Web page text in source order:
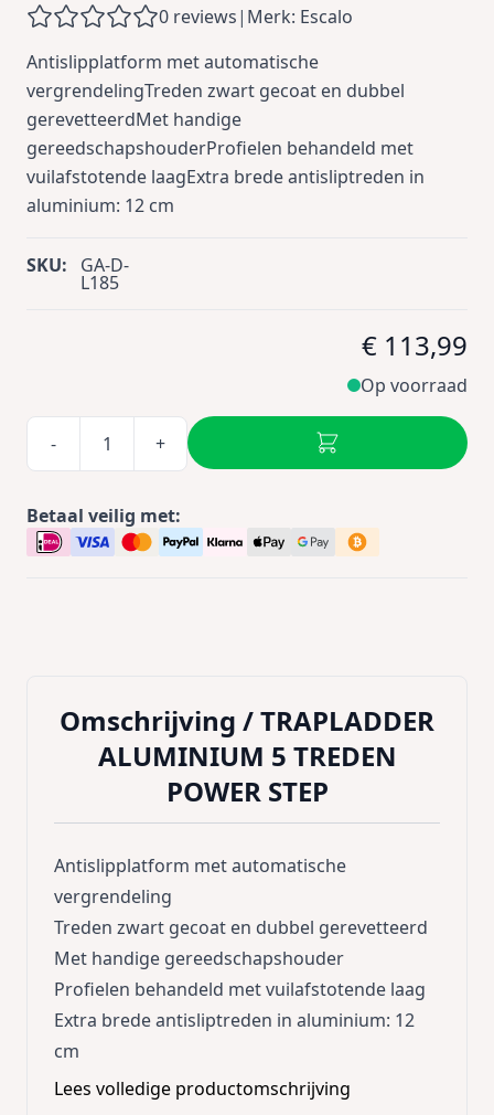
0 reviews| Merk: Escalo
Antislipplatform met automatische
vergrendelingTreden zwart gecoat en dubbel
gerevetteerdMet handige
gereedschapshouderProfielen behandeld met
vuilafstotende laagExtra brede antisliptreden in
aluminium: 12 cm
SKU: GA-D-
L185
€ 113,99
Op voorraad
- +
Betaal veilig met:
Omschrijving /TRAPLADDER
ALUMINIUM 5 TREDEN
POWER STEP
Antislipplatform met automatische
vergrendeling
Treden zwart gecoat en dubbel gerevetteerd
Met handige gereedschapshouder
Profielen behandeld met vuilafstotende laag
Extra brede antisliptreden in aluminium: 12
cm
Lees volledige productomschrijving